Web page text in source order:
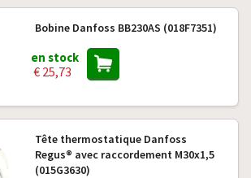
Bobine Danfoss BB230AS (018F7351)
en stock
€ 25,73
Tête thermostatique Danfoss
Regus® avec raccordement M30x1,5
(015G3630)